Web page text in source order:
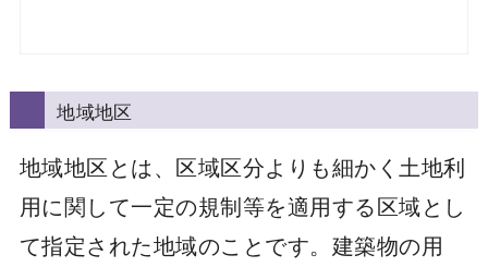
地域地区
地域地区とは、区域区分よりも細かく土地利
用に関して一定の規制等を適用する区域とし
て指定された地域のことです。建築物の用